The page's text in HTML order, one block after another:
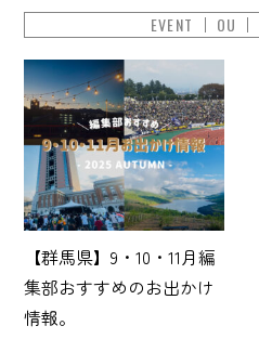
EVENT OU
【群馬県】9・10・11月編
集部おすすめのお出かけ
情報。